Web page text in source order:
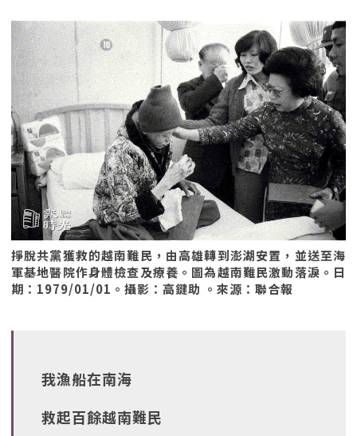
掙脫共黨獲救的越南難民，由高雄轉到澎湖安置，並送至海
軍基地醫院作身體檢查及療養。圖為越南難民激動落淚。日
期：1979/01/01。攝影：高鍵助 。來源：聯合報
我漁船在南海
救起百餘越南難民